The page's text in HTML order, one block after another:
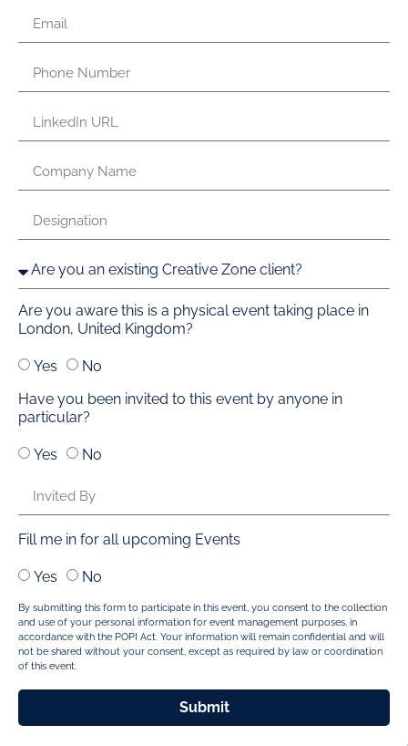
Are you aware this is a physical event taking place in
London, United Kingdom?
Yes
No
Have you been invited to this event by anyone in
particular?
Yes No
Fill me in for all upcoming Events
Yes No
By submitting this form to participate in this event, you consent to the collection
and use of your personal information for event management purposes, in
accordance with the POPI Act. Your information will remain confidential and will
not be shared without your consent, except as required by law or coordination
of this event.
Submit